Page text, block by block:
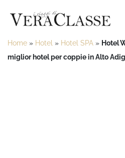
Home » Hotel » Hotel SPA » Hotel
miglior hotel per coppie in Alto